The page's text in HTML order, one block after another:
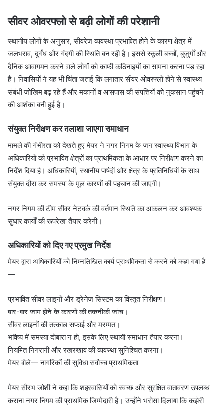
सीवर ओवरफ्लो से बढ़ी लोगों की परेशानी
स्थानीय लोगों के अनुसार, सीवरेज व्यवस्था प्रभावित होने के कारण क्षेत्र में
जलभराव, दुर्गंध और गंदगी की स्थिति बन रही है। इससे स्कूली बच्चों, बुजुर्गों और
दैनिक आवागमन करने वाले लोगों को काफी कठिनाइयों का सामना करना पड़ रहा
है। निवासियों ने यह भी चिंता जताई कि लगातार सीवर ओवरफ्लो होने से स्वास्थ्य
संबंधी जोखिम बढ़ रहे हैं और मकानों व आसपास की संपत्तियों को नुकसान पहुंचने
की आशंका बनी हुई है।
संयुक्त निरीक्षण कर तलाशा जाएगा समाधान
मामले की गंभीरता को देखते हुए मेयर ने नगर निगम के जन स्वास्थ्य विभाग के
अधिकारियों को प्रभावित क्षेत्रों का प्राथमिकता के आधार पर निरीक्षण करने का
निर्देश दिया है। अधिकारियों, स्थानीय पार्षदों और क्षेत्र के प्रतिनिधियों के साथ
संयुक्त दौरा कर समस्या के मूल कारणों की पहचान की जाएगी।
नगर निगम की टीम सीवर नेटवर्क की वर्तमान स्थिति का आकलन कर आवश्यक
सुधार कार्यों की रूपरेखा तैयार करेगी।
अधिकारियों को दिए गए प्रमुख निर्देश
मेयर द्वारा अधिकारियों को निम्नलिखित कार्य प्राथमिकता से करने को कहा गया है
—
प्रभावित सीवर लाइनों और ड्रेनेज सिस्टम का विस्तृत निरीक्षण।
बार-बार जाम होने के कारणों की तकनीकी जांच।
सीवर लाइनों की तत्काल सफाई और मरम्मत।
भविष्य में समस्या दोबारा न हो, इसके लिए स्थायी समाधान तैयार करना।
नियमित निगरानी और रखरखाव की व्यवस्था सुनिश्चित करना।
मेयर बोले— नागरिकों की सुविधा सर्वोच्च प्राथमिकता
मेयर सौरभ जोशी ने कहा कि शहरवासियों को स्वच्छ और सुरक्षित वातावरण उपलब्ध
कराना नगर निगम की प्राथमिक जिम्मेदारी है। उन्होंने भरोसा दिलाया कि कझेरी